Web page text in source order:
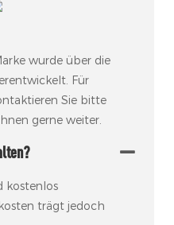
wurde über die
Für
Sie bitte
gerne weiter.
kostenlos
trägt jedoch